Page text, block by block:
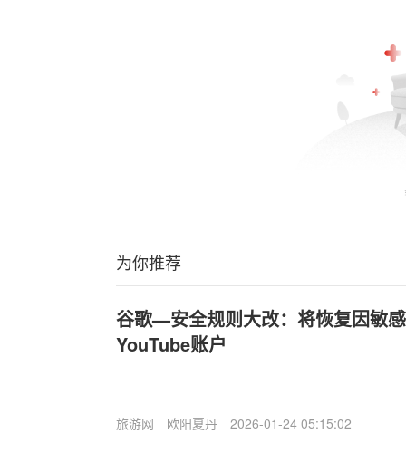
为你推荐
谷歌—安全规则大改：将恢复因敏
YouTube账户
旅游网 欧阳夏丹 2026-01-24 05:15:02